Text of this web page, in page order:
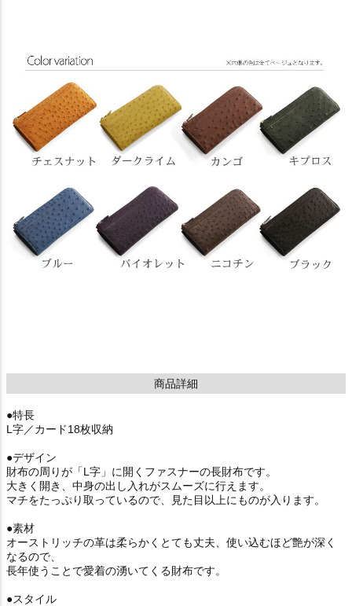
商品詳細
●特長
L字／カード18枚収納
●デザイン
財布の周りが「L字」に開くファスナーの長財布です。
大きく開き、中身の出し入れがスムーズに行えます。
マチをたっぷり取っているので、見た目以上にものが入ります。
●素材
オーストリッチの革は柔らかくとても丈夫、使い込むほど艶が深く
なるので、
長年使うことで愛着の湧いてくる財布です。
●スタイル